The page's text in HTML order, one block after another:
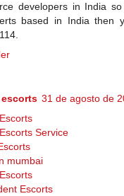
developers in India
based in India then
escorts 31 de agosto de
Service
mumbai
Escorts